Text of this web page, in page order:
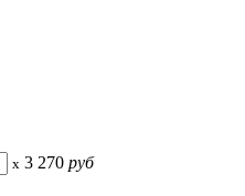
x 3 270 руб